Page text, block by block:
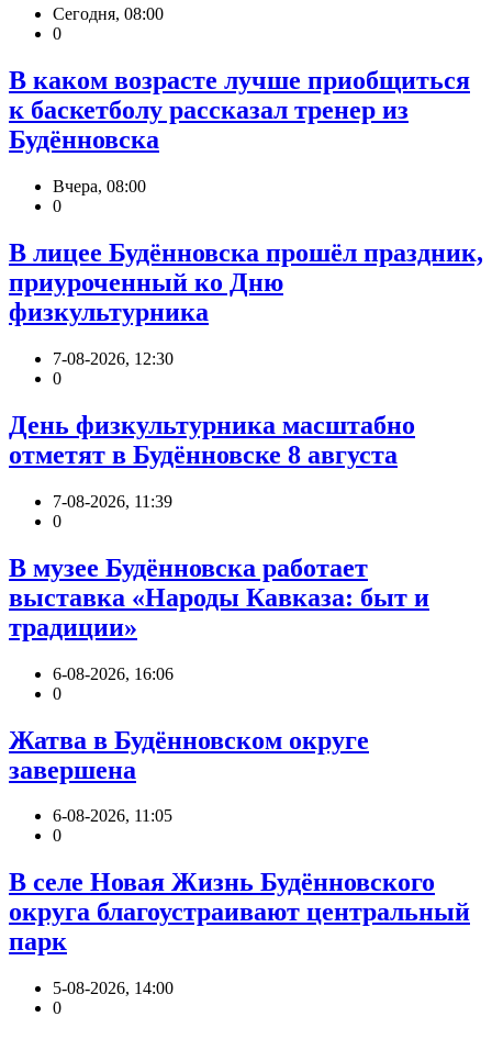
Сегодня, 08:00
0
В каком возрасте лучше приобщиться
к баскетболу рассказал тренер из
Будённовска
Вчера, 08:00
0
В лицее Будённовска прошёл праздник,
приуроченный ко Дню
физкультурника
7-08-2026, 12:30
0
День физкультурника масштабно
отметят в Будённовске 8 августа
7-08-2026, 11:39
0
В музее Будённовска работает
выставка «Народы Кавказа: быт и
традиции»
6-08-2026, 16:06
0
Жатва в Будённовском округе
завершена
6-08-2026, 11:05
0
В селе Новая Жизнь Будённовского
округа благоустраивают центральный
парк
5-08-2026, 14:00
0